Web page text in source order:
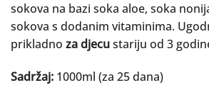
sokova na bazi soka aloe, soka
sokova s ​​dodanim vitaminima.
prikladno za djecustariju od 3
Sadržaj: 1000ml (za 25 dana)